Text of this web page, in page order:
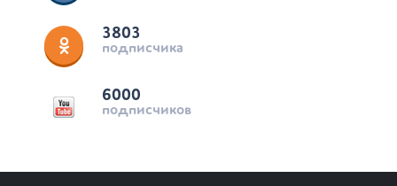
3803
подписчика
6000
подписчиков